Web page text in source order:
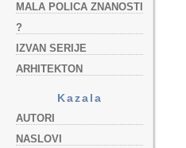
MALA POLICA ZNANOSTI
?
IZVAN SERIJE
ARHITEKTON
Kazala
AUTORI
NASLOVI